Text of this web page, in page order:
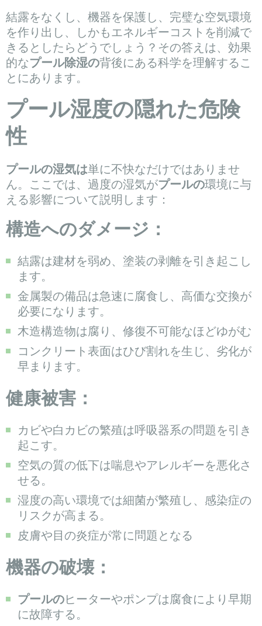
結露をなくし、機器を保護し、完璧な空気環境
を作り出し、しかもエネルギーコストを削減で
きるとしたらどうでしょう？その答えは、効果
的なプール除湿の背後にある科学を理解するこ
とにあります。
プール湿度の隠れた危険
性
プールの湿気は単に不快なだけではありませ
ん。ここでは、過度の湿気がプールの環境に与
える影響について説明します：
構造へのダメージ：
結露は建材を弱め、塗装の剥離を引き起こし
ます。
金属製の備品は急速に腐食し、高価な交換が
必要になります。
木造構造物は腐り、修復不可能なほどゆがむ
コンクリート表面はひび割れを生じ、劣化が
早まります。
健康被害：
カビや白カビの繁殖は呼吸器系の問題を引き
起こす。
空気の質の低下は喘息やアレルギーを悪化さ
せる。
湿度の高い環境では細菌が繁殖し、感染症の
リスクが高まる。
皮膚や目の炎症が常に問題となる
機器の破壊：
プールのヒーターやポンプは腐食により早期
に故障する。